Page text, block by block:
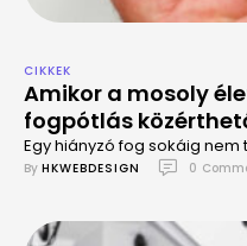
CIKKEK
Amikor a mosoly
fogpótlás
Egy hiányzó fog sokáig
By HKWEBDESIGN 0